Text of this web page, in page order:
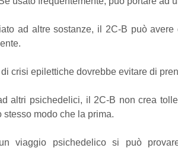
ad altre sostanze, il 2C-B può
crisi epilettiche dovrebbe evitare di
altri psichedelici, il 2C-B non crea
stesso modo che la prima.
viaggio psichedelico si può